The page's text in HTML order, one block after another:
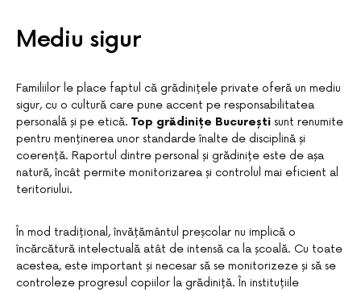
Mediu sigur
Familiilor le place faptul că grădinițele private oferă un mediu
sigur, cu o cultură care pune accent pe responsabilitatea
personală și pe etică. Top grădinițe București sunt renumite
pentru menținerea unor standarde înalte de disciplină și
coerență. Raportul dintre personal și grădinițe este de așa
natură, încât permite monitorizarea și controlul mai eficient al
teritoriului.
În mod tradițional, învățământul preșcolar nu implică o
încărcătură intelectuală atât de intensă ca la școală. Cu toate
acestea, este important și necesar să se monitorizeze și să se
controleze progresul copiilor la grădiniță. În instituțiile